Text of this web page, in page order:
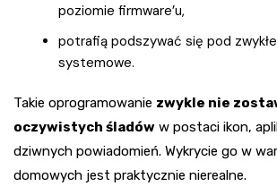
poziomie firmware’u,
potrafią podszywać się pod
systemowe.
Takie oprogramowanie zwykle nie
oczywistych śladów w postaci ikon,
dziwnych powiadomień. Wykrycie go w
domowych jest praktycznie nierealne.